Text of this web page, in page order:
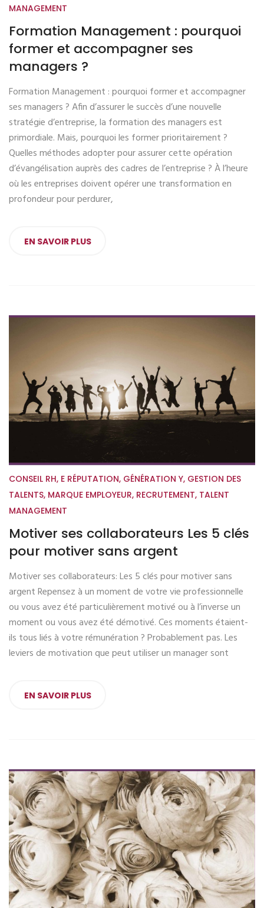
MANAGEMENT
Formation Management : pourquoi
former et accompagner ses
managers ?
Formation Management : pourquoi former et accompagner
ses managers ? Afin d’assurer le succès d’une nouvelle
stratégie d’entreprise, la formation des managers est
primordiale. Mais, pourquoi les former prioritairement ?
Quelles méthodes adopter pour assurer cette opération
d’évangélisation auprès des cadres de l’entreprise ? À l’heure
où les entreprises doivent opérer une transformation en
profondeur pour perdurer,
EN SAVOIR PLUS
CONSEIL RH, E RÉPUTATION, GÉNÉRATION Y, GESTION DES
TALENTS, MARQUE EMPLOYEUR, RECRUTEMENT, TALENT
MANAGEMENT
Motiver ses collaborateurs Les 5 clés
pour motiver sans argent
Motiver ses collaborateurs: Les 5 clés pour motiver sans
argent Repensez à un moment de votre vie professionnelle
ou vous avez été particulièrement motivé ou à l’inverse un
moment ou vous avez été démotivé. Ces moments étaient-
ils tous liés à votre rémunération ? Probablement pas. Les
leviers de motivation que peut utiliser un manager sont
EN SAVOIR PLUS